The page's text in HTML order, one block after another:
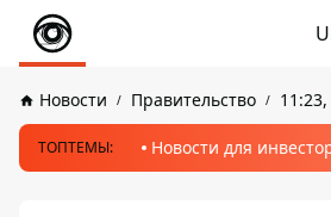
Новости Правительство
ТОПТЕМЫ: Новости для